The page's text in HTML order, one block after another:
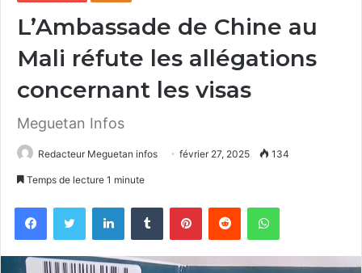
L’Ambassade de Chine au
Mali réfute les allégations
concernant les visas
Meguetan Infos
Redacteur Meguetan infos février 27, 2025 134
Temps de lecture 1 minute